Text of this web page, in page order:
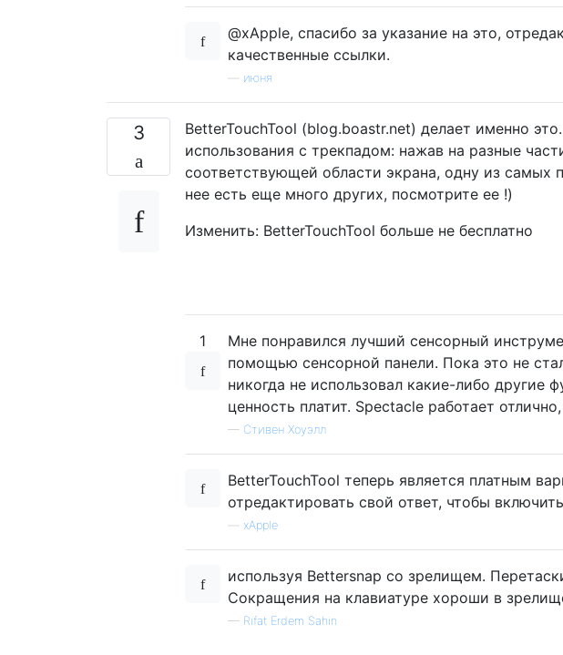
@xApple, спасибо за указание на это,
качественные ссылки.
июня
3
BetterTouchTool (blog.boastr.net) делает именно
использования с трекпадом: нажав на разные
соответствующей области экрана, одну из самых
нее есть еще много других, посмотрите ее !)
Изменить: BetterTouchTool больше не бесплатно
1
Мне понравился лучший сенсорный
помощью сенсорной панели. Пока это не
никогда не использовал какие-либо другие
ценность платит. Spectacle работает
— Стивен Хоуэлл
BetterTouchTool теперь является платным
отредактировать свой ответ, чтобы
xApple
используя Bettersnap со зрелищем.
Сокращения на клавиатуре хороши в
— Rıfat Erdem Sahin